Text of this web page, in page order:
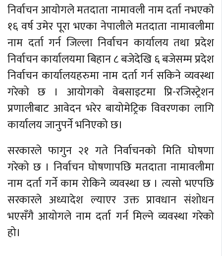
निर्वाचन आयाेगले मतदाता नामावली नाम दर्ता नभएकाे
१६ वर्ष उमेर पूरा भएका नेपालीले मतदाता नामावलीमा
नाम दर्ता गर्न जिल्ला निर्वाचन कार्यालय तथा प्रदेश
निर्वाचन कार्यालयमा बिहान ८ बजेदेखि ६ बजेसम्म प्रदेश
निर्वाचन कार्यालयहरुमा नाम दर्ता गर्न सकिने व्यवस्था
गरेको छ । आयोगको वेबसाइटमा प्रि-रजिस्ट्रेशन
प्रणालीबाट आवेदन भरेर बायोमेट्रिक विवरणका लागि
कार्यालय जानुपर्ने भनिएको छ।
सरकारले फागुन २१ गते निर्वाचनकाे मिति घोषणा
गरेको छ । निर्वाचन घोषणापछि मतदाता नामावलीमा
नाम दर्ता गर्ने काम रोकिने व्यवस्था छ । त्यसो भएपछि
सरकारले अध्यादेश ल्याएर उक्त प्रावधान संशोधन
भएसँगै आयोगले नाम दर्ता गर्न मिल्ने व्यवस्था गरेको
हो।